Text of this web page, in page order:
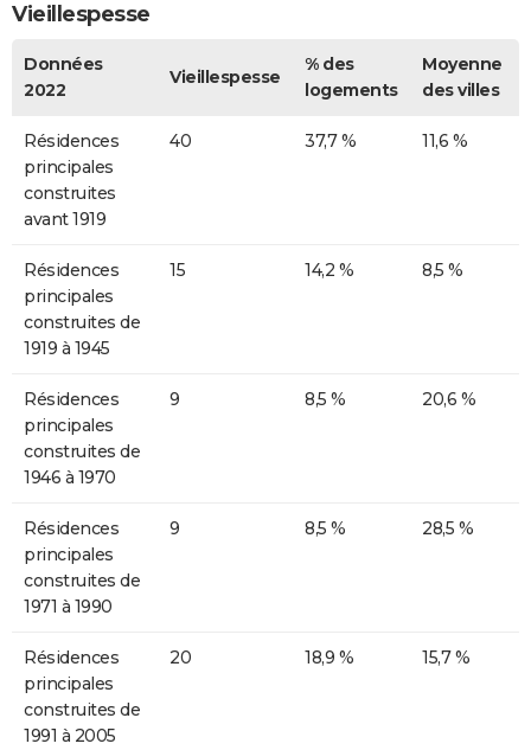
Vieillespesse
Données
2022
Vieillespesse
% des
logements
Moyenne
des villes
Résidences
principales
construites
avant 1919
40 37,7 % 11,6 %
Résidences
principales
construites de
1919 à 1945
15 14,2 % 8,5 %
Résidences
principales
construites de
1946 à 1970
9 8,5 % 20,6 %
Résidences
principales
construites de
1971 à 1990
9 8,5 % 28,5 %
Résidences
principales
construites de
1991 à 2005
20 18,9 % 15,7 %